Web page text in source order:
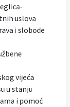
uslova
i slobode
vijeća
u stanju
i pomoć